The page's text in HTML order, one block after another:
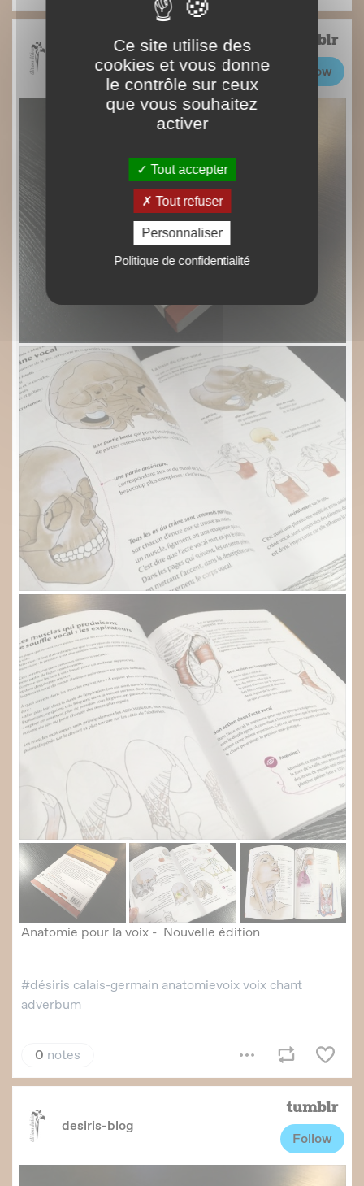
Ce site utilise des
cookies et vous donne
le contrôle sur ceux
que vous souhaitez
activer
Tout accepter
Tout refuser
Personnaliser
Politique de confidentialité